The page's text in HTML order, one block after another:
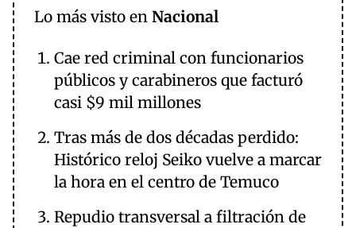
Lo más visto en Nacional
Cae red criminal con funcionarios
públicos y carabineros que facturó
casi $9 mil millones
Tras más de dos décadas perdido:
Histórico reloj Seiko vuelve a marcar
la hora en el centro de Temuco
Repudio transversal a filtración de